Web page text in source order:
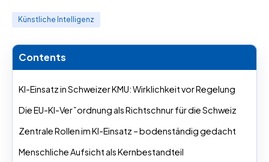
Künstliche Intelligenz
Contents
KI-Einsatz in Schweizer KMU: Wirklichkeit vor Regelung
Die EU-KI-Verˇordnung als Richtschnur für die Schweiz
Zentrale Rollen im KI-Einsatz – bodenständig gedacht
Menschliche Aufsicht als Kernbestandteil